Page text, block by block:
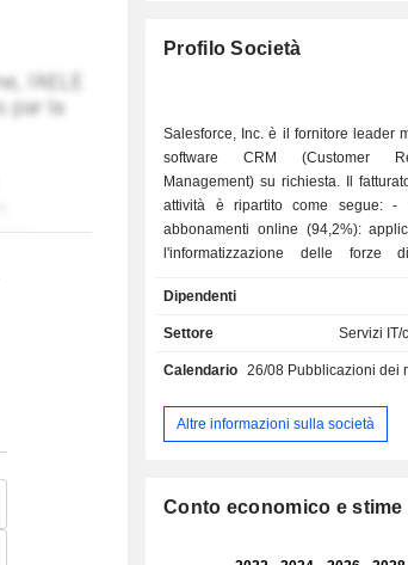
Profilo Società
Salesforce, Inc. è il fornitore leader
software CRM (Customer
Management) su richiesta. Il
attività è ripartito come segue: - vendita di
abbonamenti online (94,2%):
l'informatizzazione delle forze
commerciali, la gestione dei call
gestione delle relazioni con i
consulenza, implementazione e
come segue: Americhe (66,3%),
e Asia/Pacifico (10,2%).
Dipendenti
Settore Servizi IT/
Calendario 26/08 Pubblicazioni dei
Altre informazioni sulla società
Conto economico e stime